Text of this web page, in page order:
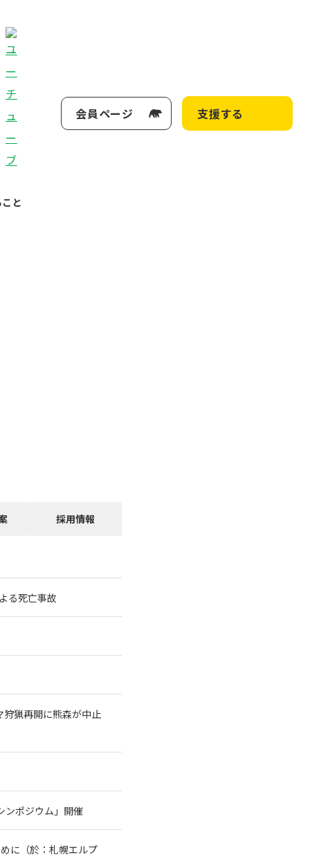
と
会員ページ 支援する
採用情報
る死亡事故
猟再開に熊森が中止
ポジウム」開催
に（於：札幌エルプ